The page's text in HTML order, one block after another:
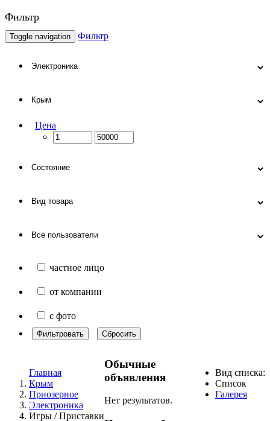
Фильтр
Toggle navigation Фильтр
Цена
частное лицо
от компании
с фото
Фильтровать Сбросить
Главная
Крым
Приозерное
Электроника
Игры / Приставки
Вид списка:
Список
Галерея
Обычные
объявления
Нет результатов.